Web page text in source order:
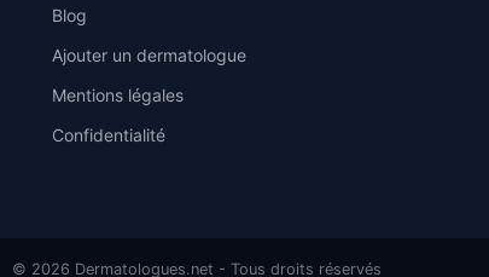
Blog
Ajouter un dermatologue
Mentions légales
Confidentialité
© 2026 Dermatologues.net - Tous droits réservés